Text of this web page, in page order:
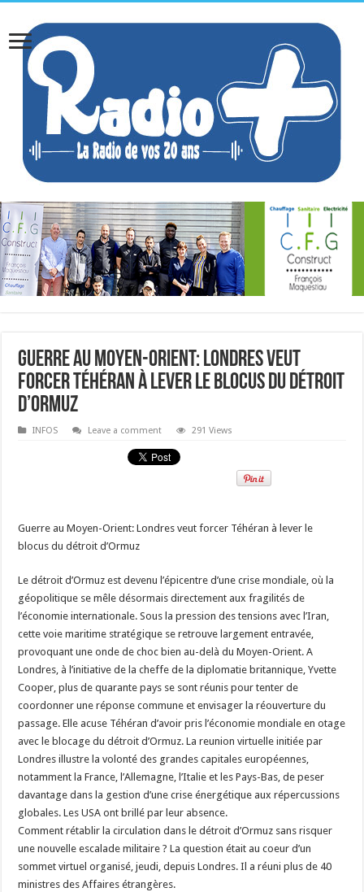
Guerre au Moyen-Orient: Londres veut
forcer Téhéran à lever le blocus du détroit
d’Ormuz
INFOS Leave a comment 291 Views
Guerre au Moyen-Orient: Londres veut forcer Téhéran à lever le
blocus du détroit d’Ormuz
Le détroit d’Ormuz est devenu l’épicentre d’une crise mondiale, où la
géopolitique se mêle désormais directement aux fragilités de
l’économie internationale. Sous la pression des tensions avec l’Iran,
cette voie maritime stratégique se retrouve largement entravée,
provoquant une onde de choc bien au-delà du Moyen-Orient. A
Londres, à l’initiative de la cheffe de la diplomatie britannique, Yvette
Cooper, plus de quarante pays se sont réunis pour tenter de
coordonner une réponse commune et envisager la réouverture du
passage. Elle acuse Téhéran d’avoir pris l’économie mondiale en otage
avec le blocage du détroit d’Ormuz. La reunion virtuelle initiée par
Londres illustre la volonté des grandes capitales européennes,
notamment la France, l’Allemagne, l’Italie et les Pays-Bas, de peser
davantage dans la gestion d’une crise énergétique aux répercussions
globales. Les USA ont brillé par leur absence.
Comment rétablir la circulation dans le détroit d’Ormuz sans risquer
une nouvelle escalade militaire ? La question était au coeur d’un
sommet virtuel organisé, jeudi, depuis Londres. Il a réuni plus de 40
ministres des Affaires étrangères.